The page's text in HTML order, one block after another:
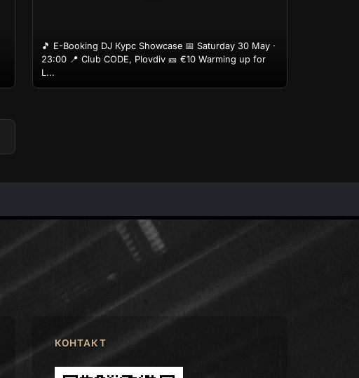
🎵 E-Booking DJ Курс Showcase 📅 Saturday 30 May ·
23:00 📍 Club CODE, Plovdiv 🎫 €10 Warming up for
L...
КОНТАКТ